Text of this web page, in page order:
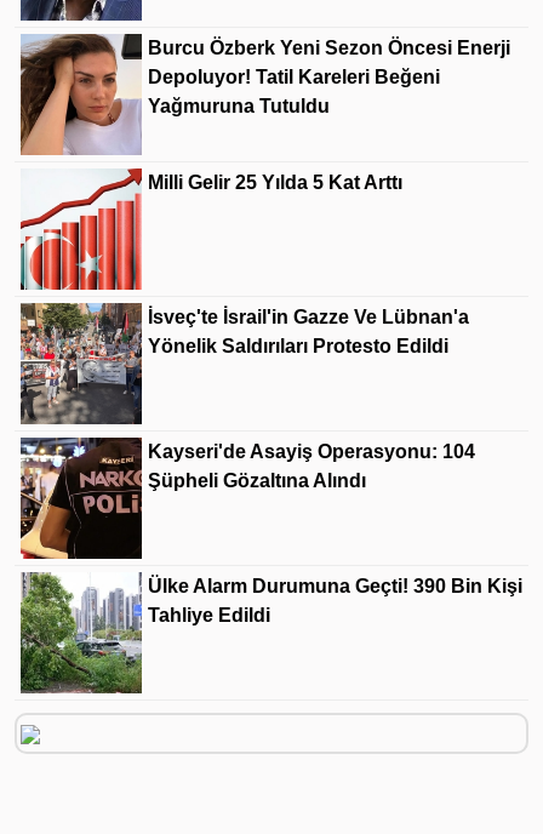
Burcu Özberk Yeni Sezon Öncesi Enerji
Depoluyor! Tatil Kareleri Beğeni
Yağmuruna Tutuldu
Milli Gelir 25 Yılda 5 Kat Arttı
İsveç'te İsrail'in Gazze Ve Lübnan'a
Yönelik Saldırıları Protesto Edildi
Kayseri'de Asayiş Operasyonu: 104
Şüpheli Gözaltına Alındı
Ülke Alarm Durumuna Geçti! 390 Bin Kişi
Tahliye Edildi